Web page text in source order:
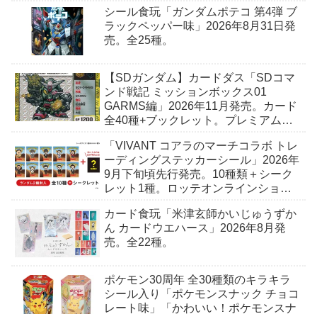
シール食玩「ガンダムポテコ 第4弾 ブ
ラックペッパー味」2026年8月31日発
売。全25種。
【SDガンダム】カードダス「SDコマ
ンド戦記 ミッションボックス01
GARMS編」2026年11月発売。カード
全40種+ブックレット。プレミアムバ
「VIVANT コアラのマーチコラボ トレ
ーディングステッカーシール」2026年
9月下旬頃先行発売。10種類＋シーク
レット1種。ロッテオンラインショッ
カード食玩「米津玄師かいじゅうずか
ん カードウエハース」2026年8月発
売。全22種。
ポケモン30周年 全30種類のキラキラ
シール入り「ポケモンスナック チョコ
レート味」「かわいい！ポケモンスナ